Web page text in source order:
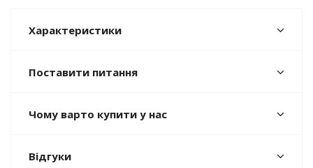
Характеристики
Поставити питання
Чому варто купити у нас
Відгуки